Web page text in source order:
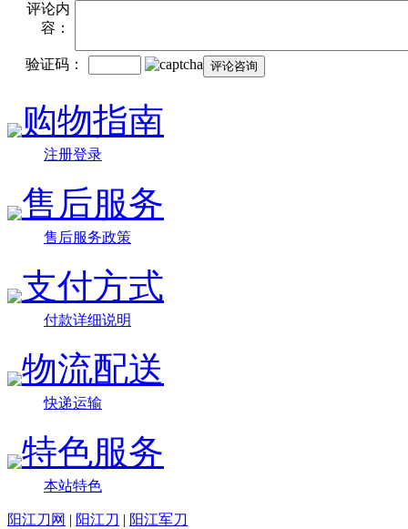
评论内
容：
验证码：
购物指南
注册登录
售后服务
售后服务政策
支付方式
付款详细说明
物流配送
快递运输
特色服务
本站特色
阳江刀网 | 阳江刀 | 阳江军刀